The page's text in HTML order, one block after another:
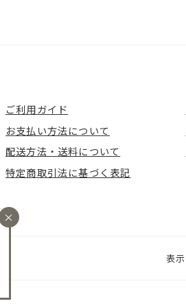
×
ご利用ガイド
お支払い方法について
配送方法・送料について
特定商取引法に基づく表記